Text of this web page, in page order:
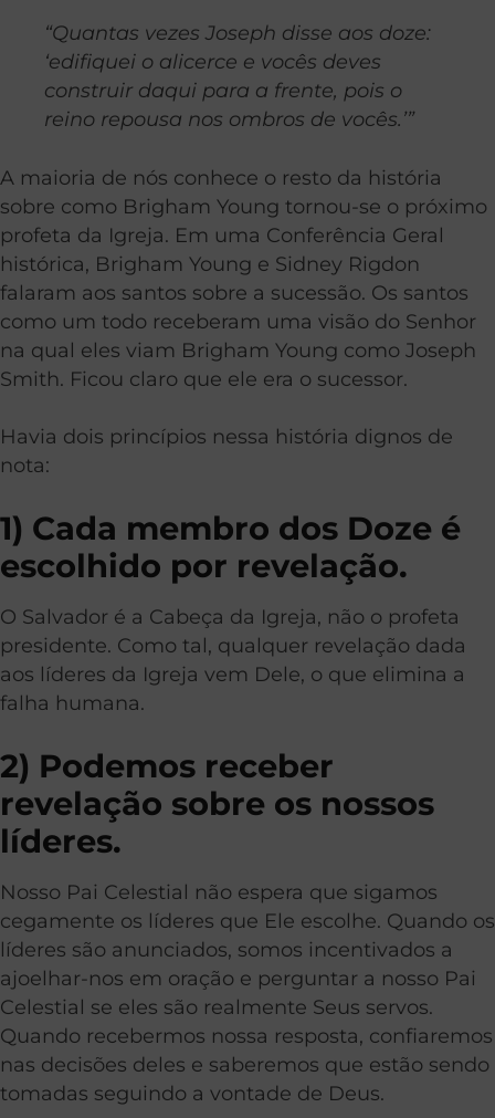
“Quantas vezes Joseph disse aos doze:
‘edifiquei o alicerce e vocês deves
construir daqui para a frente, pois o
reino repousa nos ombros de vocês.’”
A maioria de nós conhece o resto da história
sobre como Brigham Young tornou-se o próximo
profeta da Igreja. Em uma Conferência Geral
histórica, Brigham Young e Sidney Rigdon
falaram aos santos sobre a sucessão. Os santos
como um todo receberam uma visão do Senhor
na qual eles viam Brigham Young como Joseph
Smith. Ficou claro que ele era o sucessor.
Havia dois princípios nessa história dignos de
nota:
1) Cada membro dos Doze é
escolhido por revelação.
O Salvador é a Cabeça da Igreja, não o profeta
presidente. Como tal, qualquer revelação dada
aos líderes da Igreja vem Dele, o que elimina a
falha humana.
2) Podemos receber
revelação sobre os nossos
líderes.
Nosso Pai Celestial não espera que sigamos
cegamente os líderes que Ele escolhe. Quando os
líderes são anunciados, somos incentivados a
ajoelhar-nos em oração e perguntar a nosso Pai
Celestial se eles são realmente Seus servos.
Quando recebermos nossa resposta, confiaremos
nas decisões deles e saberemos que estão sendo
tomadas seguindo a vontade de Deus.